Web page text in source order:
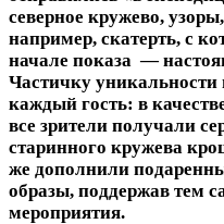
северное кружево,
например, скатерть, с
начале показа —
Частичку уникальности
каждый гость: в
все зрители получали
старинного кружева
же дополнили
образы, поддержав тем
мероприятия.